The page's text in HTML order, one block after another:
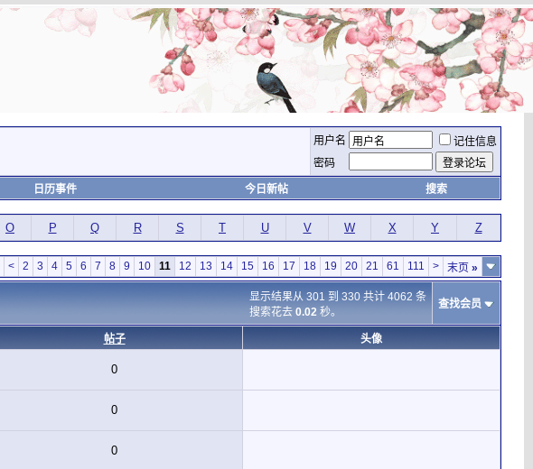
用户名
记住信息
密码
日历事件 今日新帖 搜索
O P Q R S T U V W X Y Z
< 2 3 4 5 6 7 8 9 10 11 12 13 14 15 16 17 18 19 20 21 61 111 > 末页 »
显示结果从 301 到 330 共计 4062 条
搜索花去 0.02 秒。
查找会员
帖子 头像
0
0
0